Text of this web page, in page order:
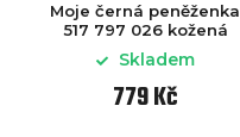
Moje černá peněženka
517 797 026 kožená
Skladem
779 Kč